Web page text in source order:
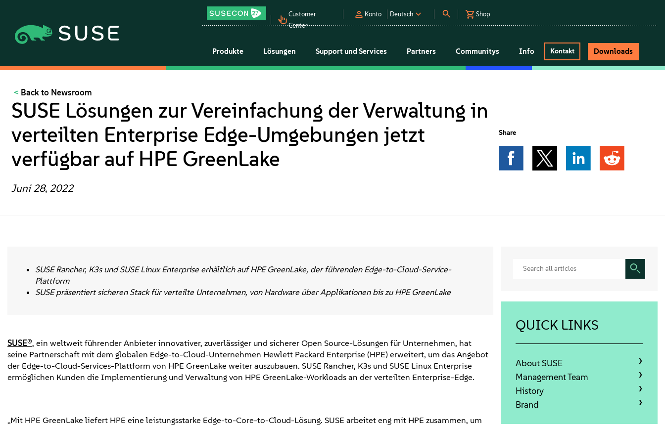
Customer
Center
Konto Deutsch Shop
Produkte Lösungen Support und Services Partners Communitys Info Kontakt Downloads
Back to Newsroom
SUSE Lösungen zur Vereinfachung der Verwaltung in
verteilten Enterprise Edge-Umgebungen jetzt
verfügbar auf HPE GreenLake
Juni 28, 2022
Share
SUSE Rancher, K3s und SUSE Linux Enterprise erhältlich auf HPE GreenLake, der führenden Edge-to-Cloud-Service-
Plattform
SUSE präsentiert sicheren Stack für verteilte Unternehmen, von Hardware über Applikationen bis zu HPE GreenLake
SUSE®, ein weltweit führender Anbieter innovativer, zuverlässiger und sicherer Open Source-Lösungen für Unternehmen, hat
seine Partnerschaft mit dem globalen Edge-to-Cloud-Unternehmen Hewlett Packard Enterprise (HPE) erweitert, um das Angebot
der Edge-to-Cloud-Services-Plattform von HPE GreenLake weiter auszubauen. SUSE Rancher, K3s und SUSE Linux Enterprise
ermöglichen Kunden die Implementierung und Verwaltung von HPE GreenLake-Workloads an der verteilten Enterprise-Edge.
„Mit HPE GreenLake liefert HPE eine leistungsstarke Edge-to-Core-to-Cloud-Lösung. SUSE arbeitet eng mit HPE zusammen, um
QUICK LINKS
About SUSE
Management Team
History
Brand